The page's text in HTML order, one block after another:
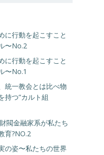
に行動を起こすこと
〜No.2
に行動を起こすこと
〜No.1
統一教会とは比べ物
持つ”カルト組
閥金融家系が私たち
育?NO.2
の姿〜私たちの世界